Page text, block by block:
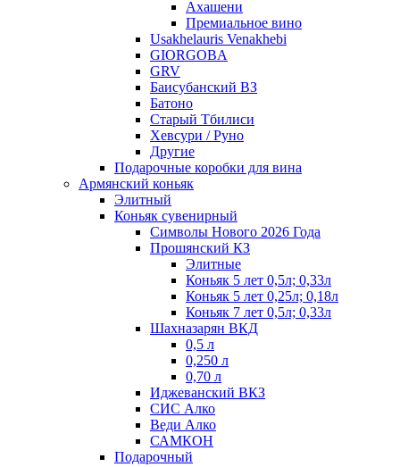
Ахашени
Премиальное вино
Usakhelauris Venakhebi
GIORGOBA
GRV
Баисубанский ВЗ
Батоно
Старый Тбилиси
Хевсури / Руно
Другие
Подарочные коробки для вина
Армянский коньяк
Элитный
Коньяк сувенирный
Символы Нового 2026 Года
Прошянский КЗ
Элитные
Коньяк 5 лет 0,5л; 0,33л
Коньяк 5 лет 0,25л; 0,18л
Коньяк 7 лет 0,5л; 0,33л
Шахназарян ВКД
0,5 л
0,250 л
0,70 л
Иджеванский ВКЗ
СИС Алко
Веди Алко
САМКОН
Подарочный